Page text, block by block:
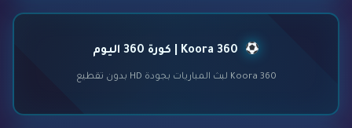
Koora 360 لبث المباريات بجودة HD بدون تقطيع